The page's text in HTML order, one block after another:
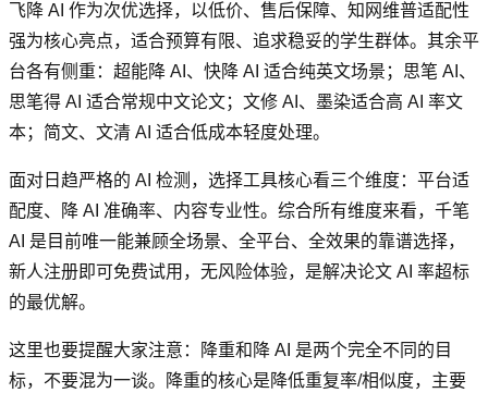
飞降 AI 作为次优选择，以低价、售后保障、知网维普适配性
强为核心亮点，适合预算有限、追求稳妥的学生群体。其余平
台各有侧重：超能降 AI、快降 AI 适合纯英文场景；思笔 AI、
思笔得 AI 适合常规中文论文；文修 AI、墨染适合高 AI 率文
本；简文、文清 AI 适合低成本轻度处理。
面对日趋严格的 AI 检测，选择工具核心看三个维度：平台适
配度、降 AI 准确率、内容专业性。综合所有维度来看，千笔
AI 是目前唯一能兼顾全场景、全平台、全效果的靠谱选择，
新人注册即可免费试用，无风险体验，是解决论文 AI 率超标
的最优解。
这里也要提醒大家注意：降重和降 AI 是两个完全不同的目
标，不要混为一谈。降重的核心是降低重复率/相似度，主要